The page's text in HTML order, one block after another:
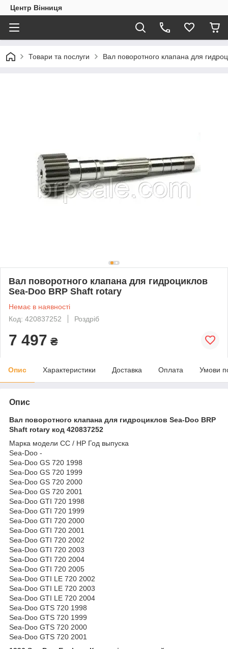
Центр Вінниця
Товари та послуги Вал поворотного клапана для
Вал поворотного клапана для гидроциклов
Sea-Doo BRP Shaft rotary
Немає в наявності
Код: 420837252
Роздріб
7 497 ₴
Опис Характеристики Доставка Оплата Умови
Опис
Вал поворотного клапана для гидроциклов Sea-Doo BRP
Shaft rotary код 420837252
Марка модели CC / HP Год выпуска
Sea-Doo -
Sea-Doo GS 720 1998
Sea-Doo GS 720 1999
Sea-Doo GS 720 2000
Sea-Doo GS 720 2001
Sea-Doo GTI 720 1998
Sea-Doo GTI 720 1999
Sea-Doo GTI 720 2000
Sea-Doo GTI 720 2001
Sea-Doo GTI 720 2002
Sea-Doo GTI 720 2003
Sea-Doo GTI 720 2004
Sea-Doo GTI 720 2005
Sea-Doo GTI LE 720 2002
Sea-Doo GTI LE 720 2003
Sea-Doo GTI LE 720 2004
Sea-Doo GTS 720 1998
Sea-Doo GTS 720 1999
Sea-Doo GTS 720 2000
Sea-Doo GTS 720 2001